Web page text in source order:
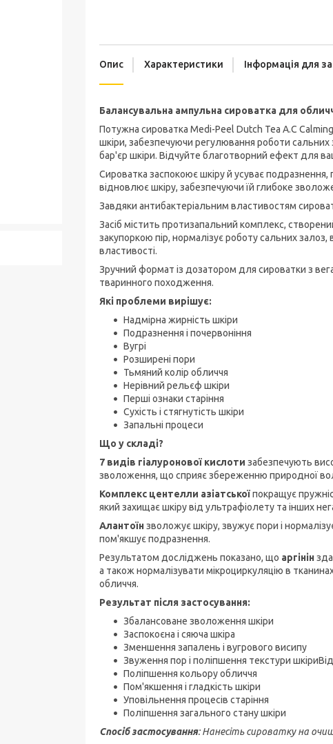
Опис Характеристики Інформація для
Балансувальна ампульна сироватка для
Потужна сироватка Medi-Peel Dutch Tea A.C
шкіри, забезпечуючи регулювання роботи сальних
бар'єр шкіри. Відчуйте благотворний ефект для
Сироватка заспокоює шкіру й усуває подразнення,
відновлює шкіру, забезпечуючи їй глибоке
Завдяки антибактеріальним властивостям
Засіб містить протизапальний комплекс,
закупоркою пір, нормалізує роботу сальних
властивості.
Зручний формат із дозатором для сироватки з
тваринного походження.
Які проблеми вирішує:
Надмірна жирність шкіри
Подразнення і почервоніння
Вугрі
Розширені пори
Тьмяний колір обличчя
Нерівний рельєф шкіри
Перші ознаки старіння
Сухість і стягнутість шкіри
Запальні процеси
Що у складі?
7 видів гіалуронової кислоти забезпечують
зволоження, що сприяє збереженню природної
Комплекс центелли азіатськоїпокращує
який захищає шкіру від ультрафіолету та інших
Алантоїн зволожує шкіру, звужує пори і
пом'якшує подразнення.
Результатом досліджень показано, що аргінін
а також нормалізувати мікроциркуляцію в
обличчя.
Результат після застосування:
Збалансоване зволоження шкіри
Заспокоєна і сяюча шкіра
Зменшення запалень і вугрового висипу
Звуження пор і поліпшення текстури
Поліпшення кольору обличчя
Пом'якшення і гладкість шкіри
Уповільнення процесів старіння
Поліпшення загального стану шкіри
Спосіб застосування: Нанесіть сироватку на